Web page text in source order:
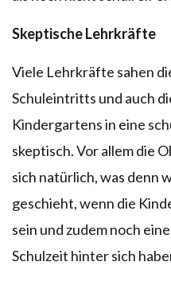
Skeptische Lehrkräfte
Viele Lehrkräfte sahen
Schuleintritts und auch
Kindergartens in eine
skeptisch. Vor allem die
sich natürlich, was denn
geschieht, wenn die
sein und zudem noch
Schulzeit hinter sich